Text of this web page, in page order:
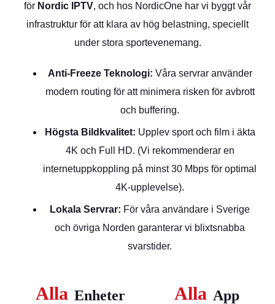
för Nordic IPTV, och hos NordicOne har vi byggt vår
infrastruktur för att klara av hög belastning, speciellt
under stora sportevenemang.
Anti-Freeze Teknologi: Våra servrar använder
modern routing för att minimera risken för avbrott
och buffering.
Högsta Bildkvalitet: Upplev sport och film i äkta
4K och Full HD. (Vi rekommenderar en
internetuppkoppling på minst30 Mbps för optimal
4K-upplevelse).
Lokala Servrar: För våra användare i Sverige
och övriga Norden garanterar vi blixtsnabba
svarstider.
Alla Enheter Alla App